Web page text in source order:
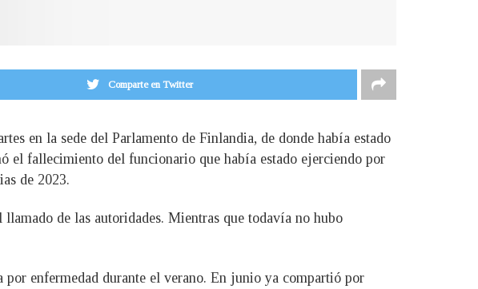
Comparte en Twitter
en la sede del Parlamento de Finlandia, de donde había estado
el fallecimiento del funcionario que había estado ejerciendo por
de 2023.
de las autoridades. Mientras que todavía no hubo
por enfermedad durante el verano. En junio ya compartió por